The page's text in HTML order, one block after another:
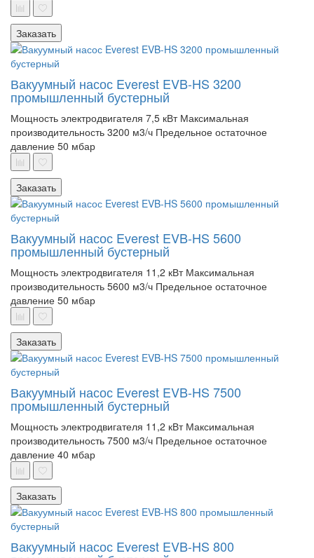
Заказать
Вакуумный насос Everest EVB-HS 3200
промышленный бустерный
Мощность электродвигателя 7,5 кВт Максимальная
производительность 3200 м3/ч Предельное остаточное
давление 50 мбар
Заказать
Вакуумный насос Everest EVB-HS 5600
промышленный бустерный
Мощность электродвигателя 11,2 кВт Максимальная
производительность 5600 м3/ч Предельное остаточное
давление 50 мбар
Заказать
Вакуумный насос Everest EVB-HS 7500
промышленный бустерный
Мощность электродвигателя 11,2 кВт Максимальная
производительность 7500 м3/ч Предельное остаточное
давление 40 мбар
Заказать
Вакуумный насос Everest EVB-HS 800